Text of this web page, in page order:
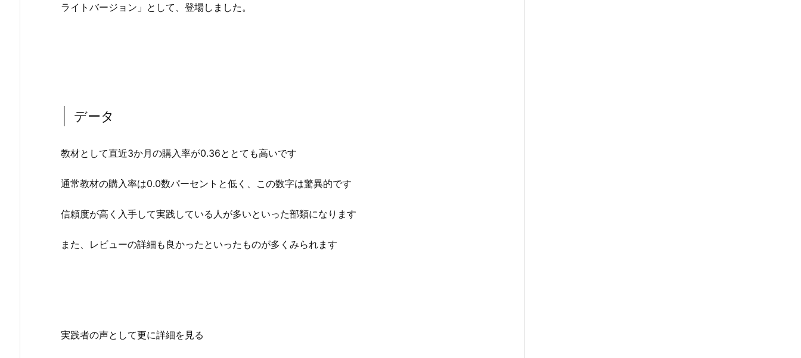
ライトバージョン」として、登場しました。
データ
教材として直近3か月の購入率が0.36ととても高いです
通常教材の購入率は0.0数パーセントと低く、この数字は驚異的です
信頼度が高く入手して実践している人が多いといった部類になります
また、レビューの詳細も良かったといったものが多くみられます
実践者の声として更に詳細を見る